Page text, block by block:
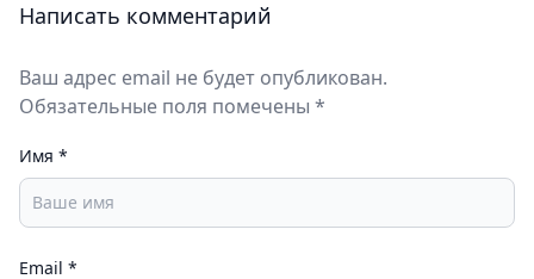
Написать комментарий
Ваш адрес email не будет опубликован.
Обязательные поля помечены *
Имя *
Email *